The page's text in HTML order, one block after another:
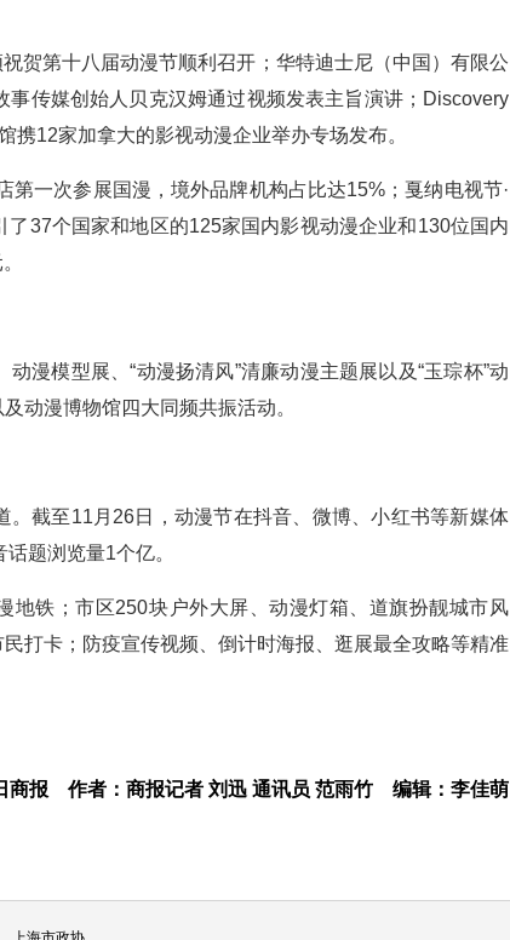
贺第十八届动漫节顺利召开；华特迪士尼（中国）有限公
传媒创始人贝克汉姆通过视频发表主旨演讲；Discovery
携12家加拿大的影视动漫企业举办专场发布。
一次参展国漫，境外品牌机构占比达15%；戛纳电视节·
37个国家和地区的125家国内影视动漫企业和130位国内
漫模型展、“动漫扬清风”清廉动漫主题展以及“玉琮杯”动
动漫博物馆四大同频共振活动。
截至11月26日，动漫节在抖音、微博、小红书等新媒体
题浏览量1个亿。
地铁；市区250块户外大屏、动漫灯箱、道旗扮靓城市风
打卡；防疫宣传视频、倒计时海报、逛展最全攻略等精准
商报 作者：商报记者 刘迅 通讯员 范雨竹 编辑：李佳萌